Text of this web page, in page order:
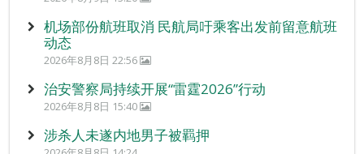
机场部份航班取消 民航局吁乘客出发前留意航班
动态
2026年8月8日 22:56
治安警察局持续开展“雷霆2026”行动
2026年8月8日 15:40
涉杀人未遂内地男子被羁押